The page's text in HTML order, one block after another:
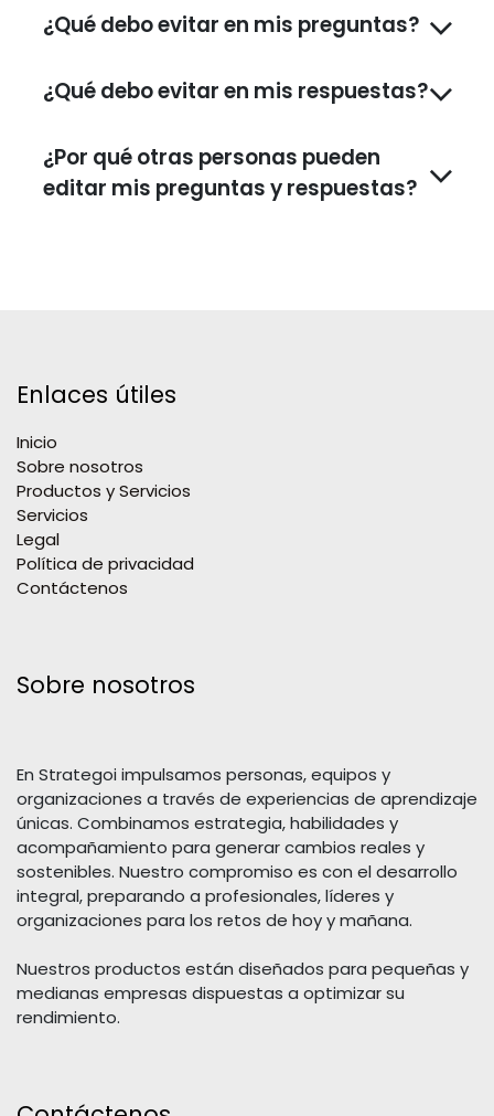
¿Qué debo evitar en mis preguntas?
¿Qué debo evitar en mis respuestas?
¿Por qué otras personas pueden
editar mis preguntas y respuestas?
Enlaces útiles
Inicio
Sobre nosotros
Productos y Servicios
Servicios
Legal
Política de privacidad
Contáctenos
Sobre nosotros
En Strategoi impulsamos personas, equipos y
organizaciones a través de experiencias de aprendizaje
únicas. Combinamos estrategia, habilidades y
acompañamiento para generar cambios reales y
sostenibles. Nuestro compromiso es con el desarrollo
integral, preparando a profesionales, líderes y
organizaciones para los retos de hoy y mañana.
Nuestros productos están diseñados para pequeñas y
medianas empresas dispuestas a optimizar su
rendimiento.